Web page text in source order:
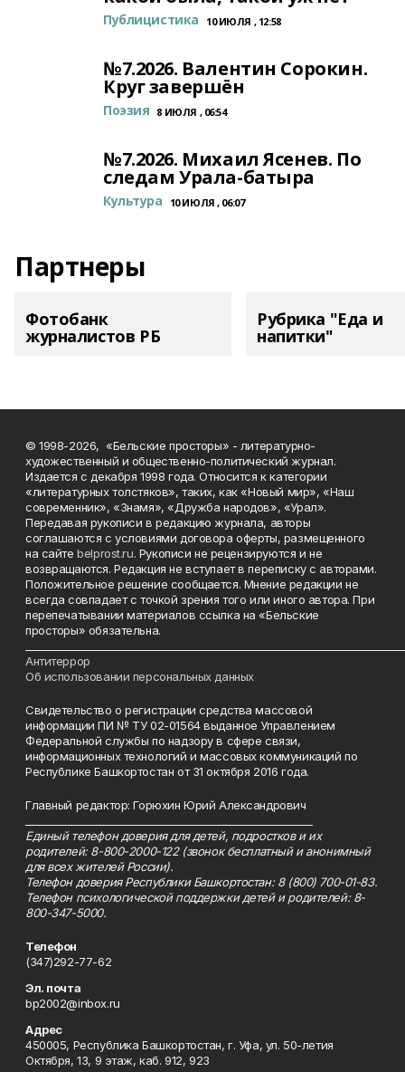
Публицистика 10 ИЮЛЯ , 12:58
№7.2026. Валентин Сорокин.
Круг завершён
Поэзия 8 ИЮЛЯ , 06:54
№7.2026. Михаил Ясенев. По
следам Урала-батыра
Культура 10 ИЮЛЯ , 06:07
Партнеры
Фотобанк
журналистов РБ
Рубрика "Еда и
напитки"
© 1998-2026, «Бельские просторы» - литературно-
художественный и общественно-политический журнал.
Издается с декабря 1998 года. Относится к категории
«литературных толстяков», таких, как «Новый мир», «Наш
современник», «Знамя», «Дружба народов», «Урал».
Передавая рукописи в редакцию журнала, авторы
соглашаются с условиями договора оферты, размещенного
на сайтеbelprost.ru. Рукописи не рецензируются и не
возвращаются. Редакция не вступает в переписку с авторами.
Положительное решение сообщается. Мнение редакции не
всегда совпадает с точкой зрения того или иного автора. При
перепечатывании материалов ссылка на «Бельские
просторы» обязательна.
Антитеррор
Об использовании персональных данных
Свидетельство о регистрации средства массовой
информации ПИ № ТУ 02-01564 выданное Управлением
Федеральной службы по надзору в сфере связи,
информационных технологий и массовых коммуникаций по
Республике Башкортостан от 31 октября 2016 года.
Главный редактор: Горюхин Юрий Александрович
Единый телефон доверия для детей, подростков и их
родителей: 8-800-2000-122 (звонок бесплатный и анонимный
для всех жителей России).
Телефон доверия Республики Башкортостан: 8 (800) 700-01-83.
Телефон психологической поддержки детей и родителей: 8-
800-347-5000.
Телефон
(347)292-77-62
Эл. почта
bp2002@inbox.ru
Адрес
450005, Республика Башкортостан, г. Уфа, ул. 50-летия
Октября, 13, 9 этаж, каб. 912, 923